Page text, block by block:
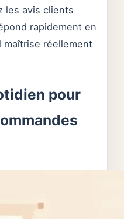
les avis clients
rapidement en
maîtrise réellement
pour